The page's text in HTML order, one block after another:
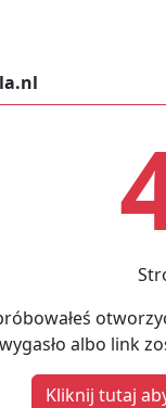
albo link
Kliknij tutaj